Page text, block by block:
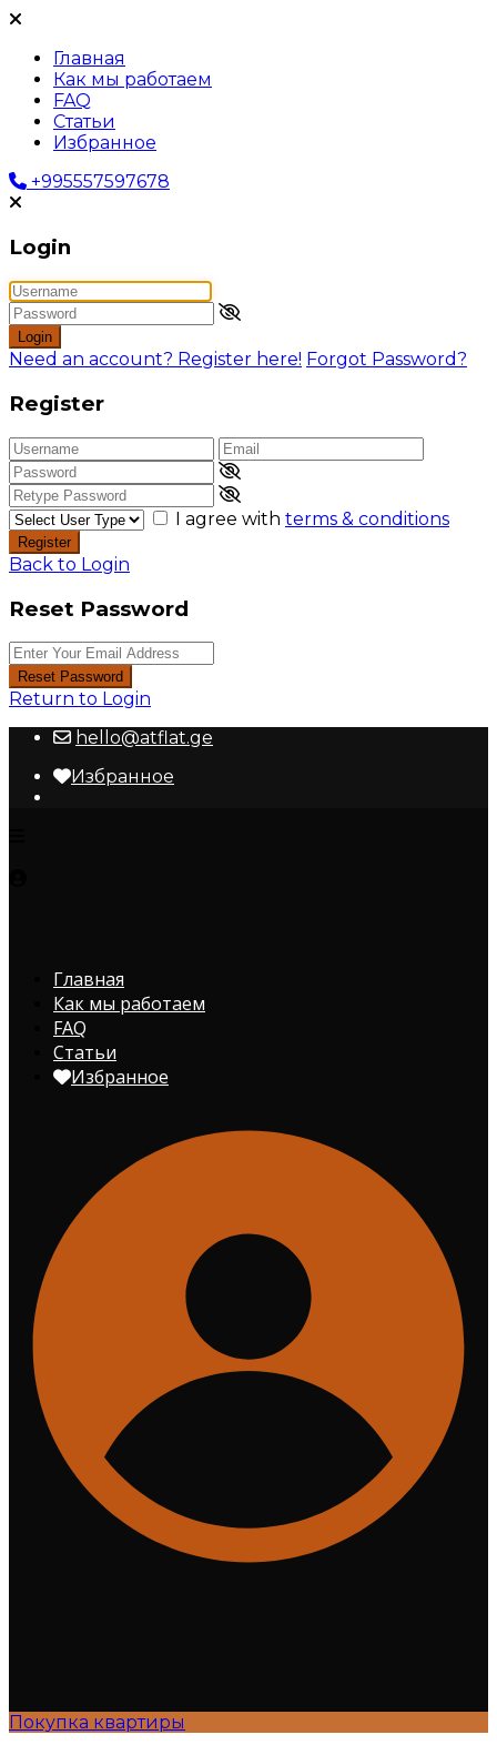
Главная
Как мы работаем
FAQ
Статьи
Избранное
+995557597678
Login
Login
Need an account? Register here! Forgot Password?
Register
I agree with terms & conditions
Register
Back to Login
Reset Password
Reset Password
Return to Login
hello@atflat.ge
Избранное
Главная
Как мы работаем
FAQ
Статьи
Избранное
Покупка квартиры